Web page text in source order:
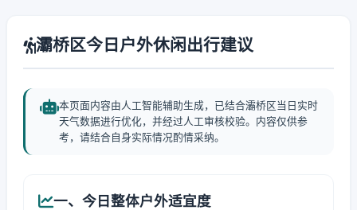
灞桥区今日户外休闲出行建议
本页面内容由人工智能辅助生成，已结合灞桥区当日实时
天气数据进行优化，并经过人工审核校验。内容仅供参
考，请结合自身实际情况酌情采纳。
一、今日整体户外适宜度